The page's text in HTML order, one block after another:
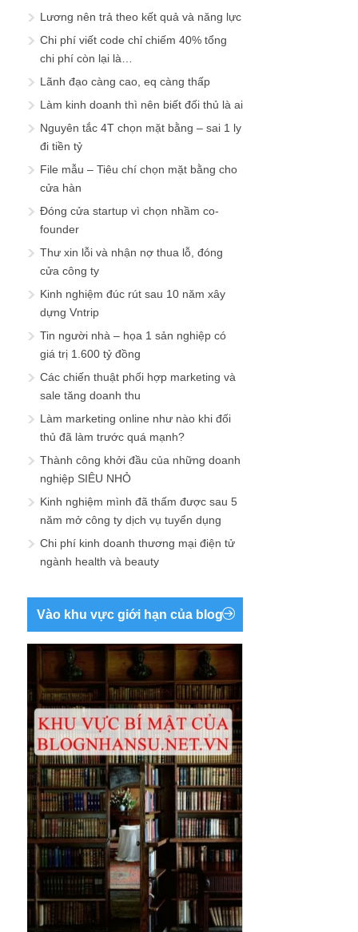
Lương nên trả theo kết quả và năng lực
Chi phí viết code chỉ chiếm 40% tổng
chi phí còn lại là…
Lãnh đạo càng cao, eq càng thấp
Làm kinh doanh thì nên biết đối thủ là ai
Nguyên tắc 4T chọn mặt bằng – sai 1 ly
đi tiền tỷ
File mẫu – Tiêu chí chọn mặt bằng cho
cửa hàn
Đóng cửa startup vì chọn nhầm co-
founder
Thư xin lỗi và nhận nợ thua lỗ, đóng
cửa công ty
Kinh nghiệm đúc rút sau 10 năm xây
dựng Vntrip
Tin người nhà – họa 1 sản nghiệp có
giá trị 1.600 tỷ đồng
Các chiến thuật phối hợp marketing và
sale tăng doanh thu
Làm marketing online như nào khi đối
thủ đã làm trước quá mạnh?
Thành công khởi đầu của những doanh
nghiệp SIÊU NHỎ
Kinh nghiệm mình đã thấm được sau 5
năm mở công ty dịch vụ tuyển dụng
Chi phí kinh doanh thương mại điện tử
ngành health và beauty
Vào khu vực giới hạn của blog